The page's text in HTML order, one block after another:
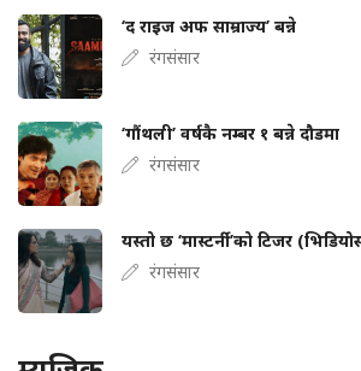
‘द राइज अफ साम्राज्य’ बन्ने
रंगसंसार
‘गौंथली’ वर्षकै नम्बर १ बन्ने दौडमा
रंगसंसार
यस्तो छ ‘मास्टर्नी’को टिजर
रंगसंसार